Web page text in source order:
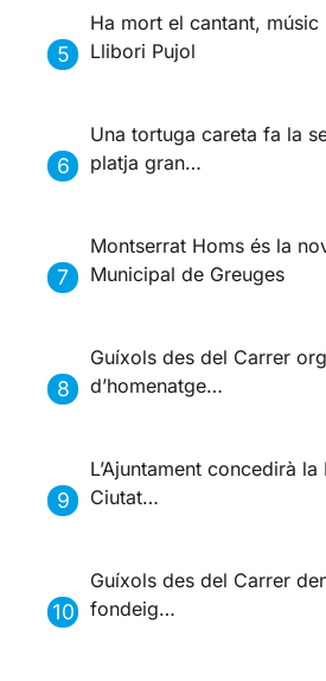
Ha mort el cantant,
Llibori Pujol
Una tortuga careta fa la
platja gran…
Montserrat Homs és la
Municipal de Greuges
Guíxols des del Carrer
d’homenatge…
L’Ajuntament concedirà la
Ciutat…
Guíxols des del Carrer
fondeig…